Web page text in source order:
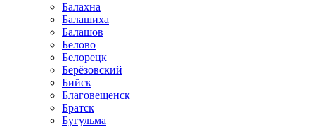
Балахна
Балашиха
Балашов
Белово
Белорецк
Берёзовский
Бийск
Благовещенск
Братск
Бугульма